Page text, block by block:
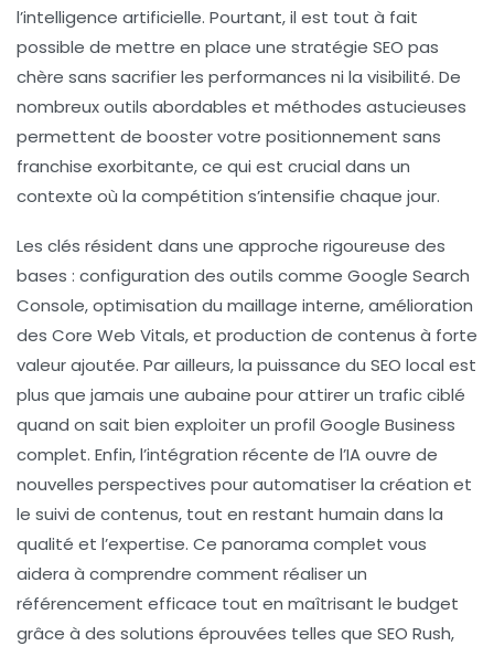
l’intelligence artificielle. Pourtant, il est tout à fait
possible de mettre en place une stratégie SEO pas
chère sans sacrifier les performances ni la visibilité. De
nombreux outils abordables et méthodes astucieuses
permettent de booster votre positionnement sans
franchise exorbitante, ce qui est crucial dans un
contexte où la compétition s’intensifie chaque jour.
Les clés résident dans une approche rigoureuse des
bases : configuration des outils comme Google Search
Console, optimisation du maillage interne, amélioration
des Core Web Vitals, et production de contenus à forte
valeur ajoutée. Par ailleurs, la puissance du SEO local est
plus que jamais une aubaine pour attirer un trafic ciblé
quand on sait bien exploiter un profil Google Business
complet. Enfin, l’intégration récente de l’IA ouvre de
nouvelles perspectives pour automatiser la création et
le suivi de contenus, tout en restant humain dans la
qualité et l’expertise. Ce panorama complet vous
aidera à comprendre comment réaliser un
référencement efficace tout en maîtrisant le budget
grâce à des solutions éprouvées telles que SEO Rush,